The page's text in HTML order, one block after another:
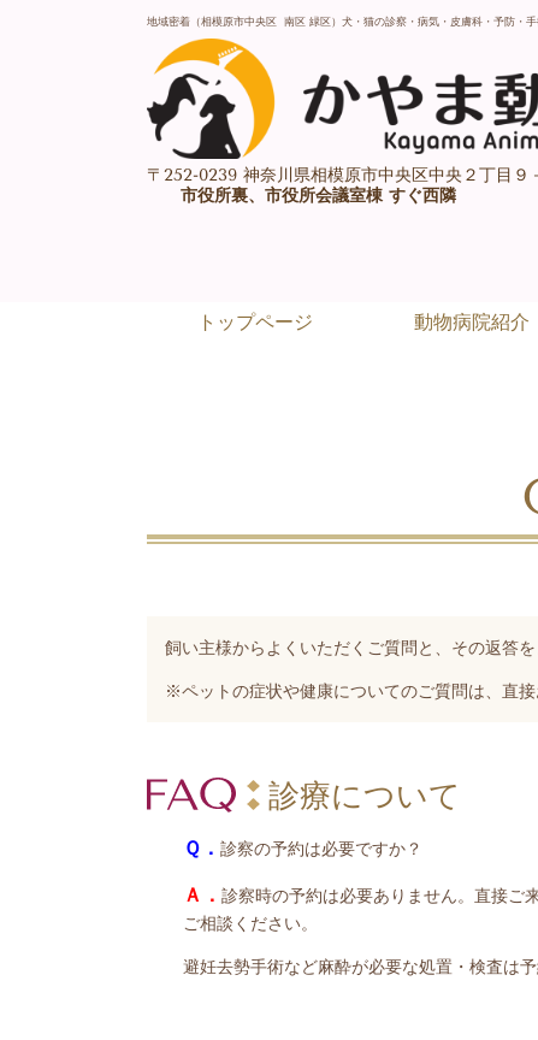
地域密着（相模原市中央区 南区 緑区） 犬・猫の診察・病気・皮膚科・予防・
〒252-0239 神奈川県相模原市中央区中央２丁目９
市役所裏、市役所会議室棟 すぐ西隣
トップページ 動物病院紹介
飼い主様からよくいただくご質問と、その返答を
※ペットの症状や健康についてのご質問は、直接
診療について
Ｑ． 診察の予約は必要ですか？
Ａ． 診察時の予約は必要ありません。直接ご
ご相談ください。
避妊去勢手術など麻酔が必要な処置・検査は予